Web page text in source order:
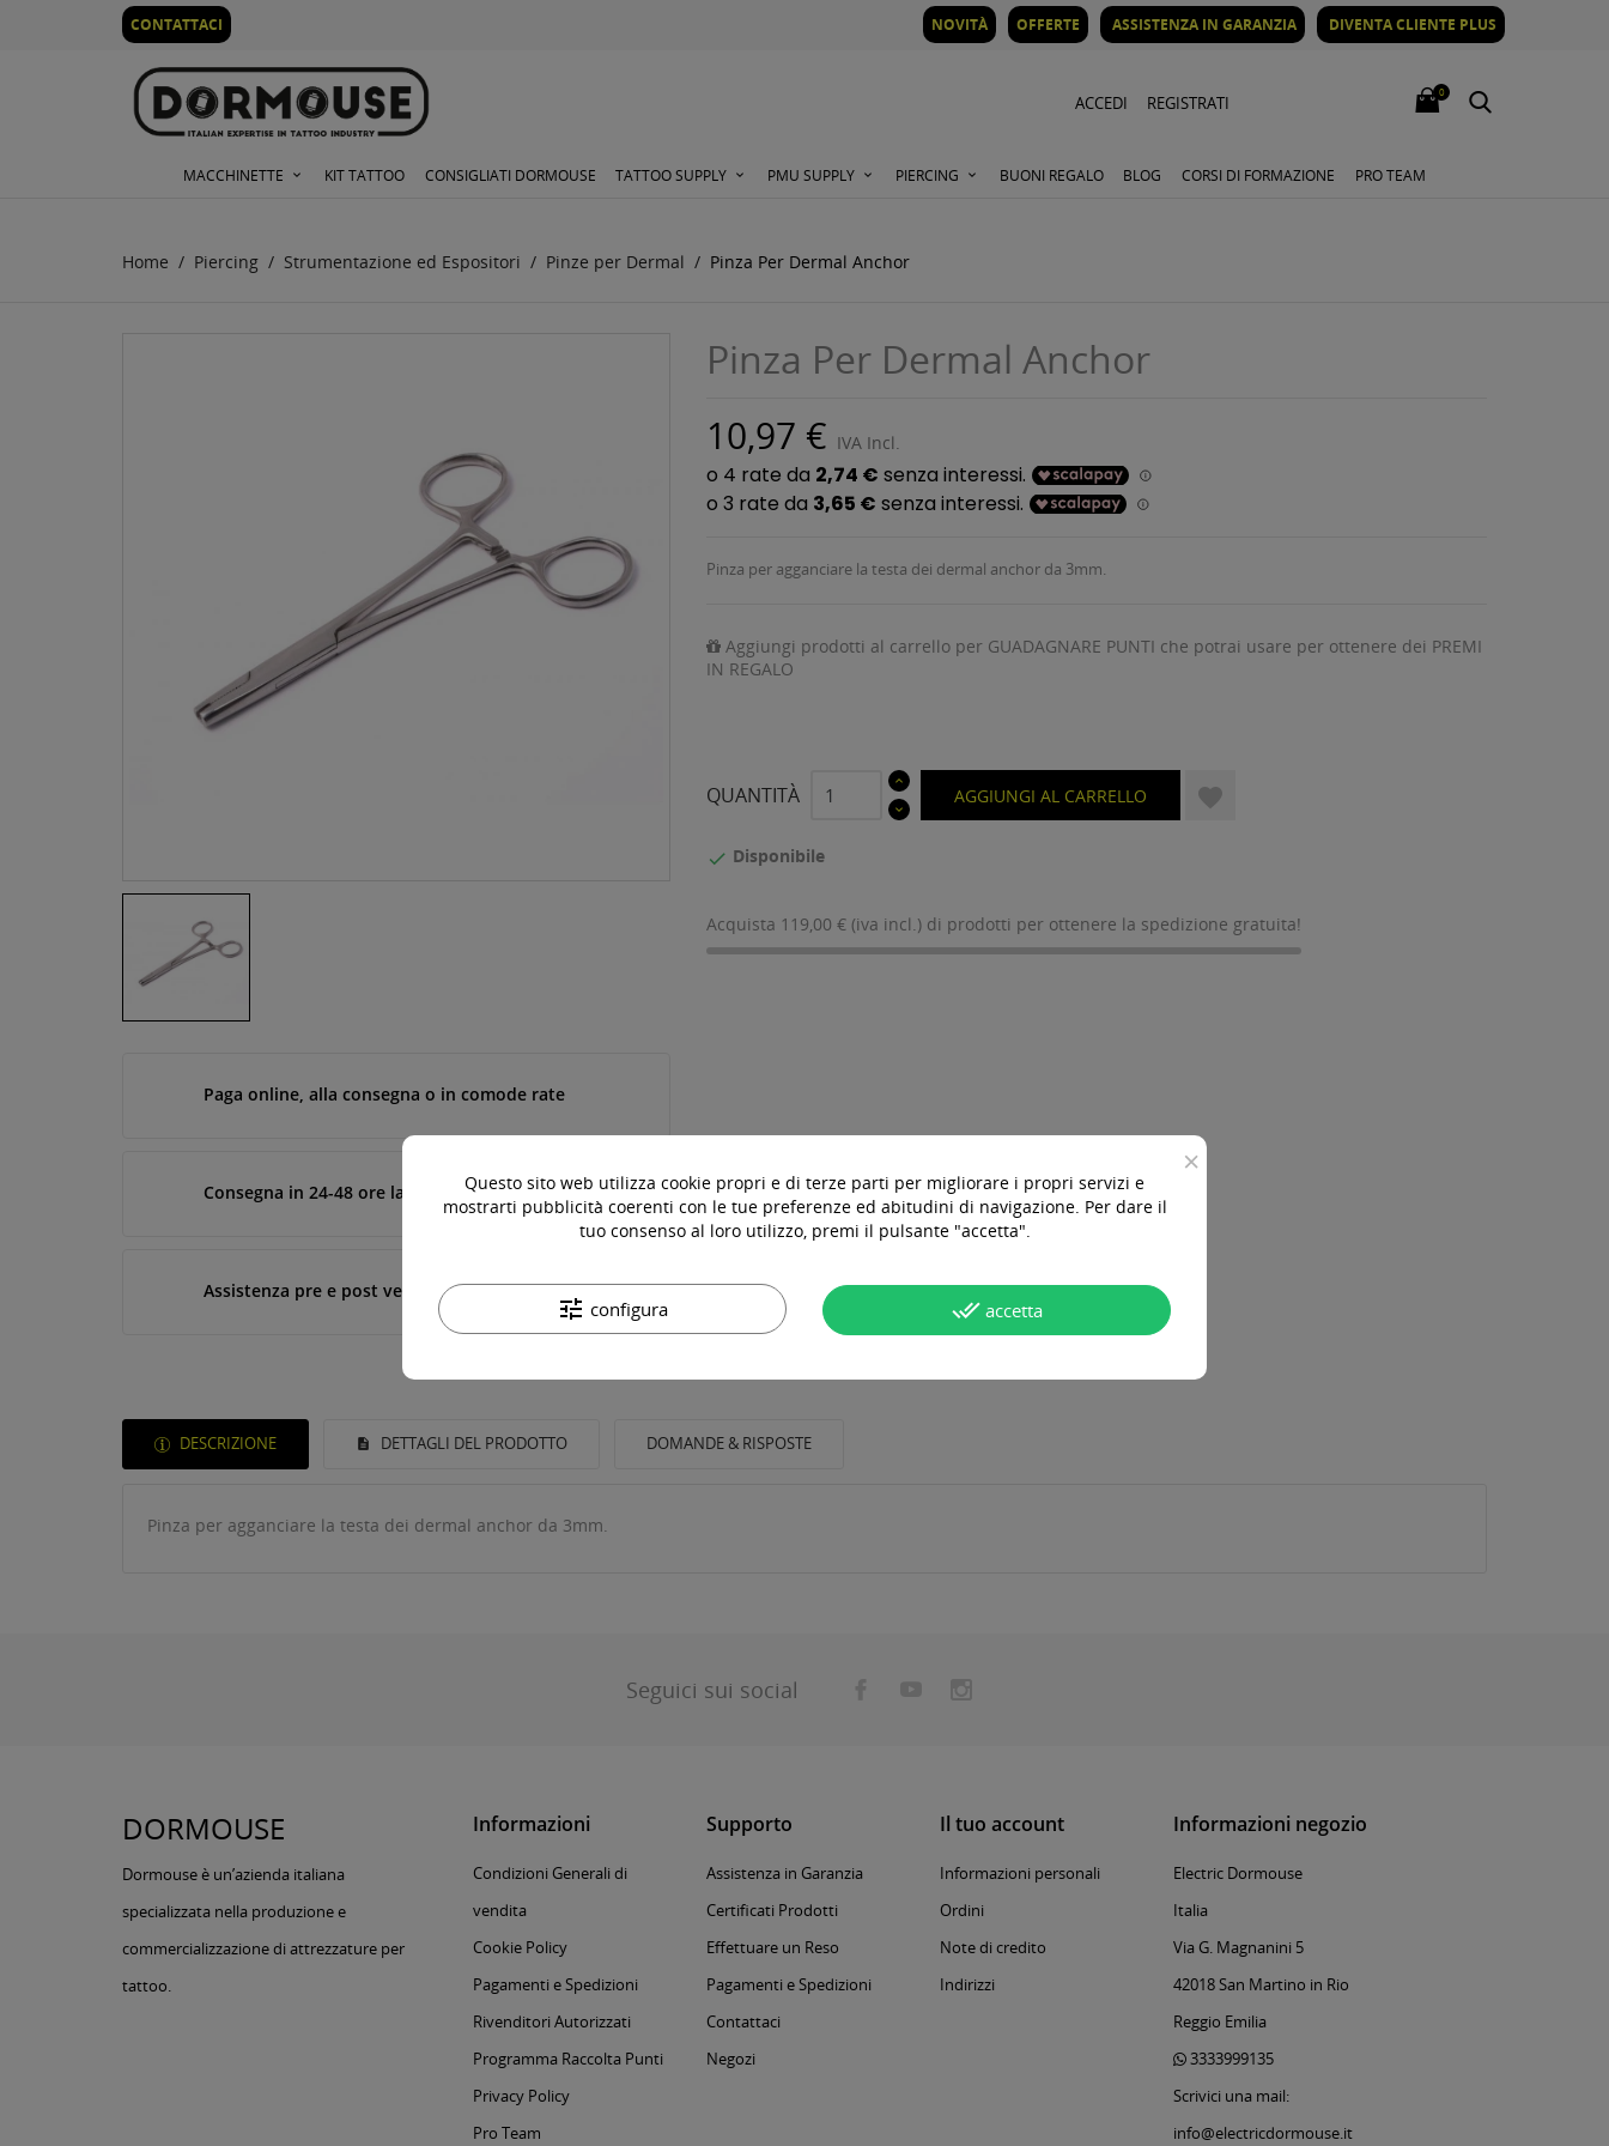
CONTATTACI NOVITÀ OFFERTE ASSISTENZA IN GARANZIA DIVENTA CLIENTE PLUS
ACCEDI REGISTRATI
0
MACCHINETTE KIT TATTOO CONSIGLIATI DORMOUSE TATTOO SUPPLY PMU SUPPLY PIERCING BUONI REGALO BLOG CORSI DI FORMAZIONE PRO TEAM
Home Piercing Strumentazione ed Espositori Pinze per Dermal Pinza Per Dermal Anchor
Paga online, alla consegna o in comode rate
Consegna in 24-48 ore lavorative*
Assistenza pre e post vendita
Pinza Per Dermal Anchor
10,97 € IVA Incl.
Pinza per agganciare la testa dei dermal anchor da 3mm.
Aggiungi prodotti al carrello per GUADAGNARE PUNTI che potrai usare per ottenere dei PREMI
IN REGALO
QUANTITÀ AGGIUNGI AL CARRELLO 
 Disponibile
Acquista 119,00 € (iva incl.) di prodotti per ottenere la spedizione gratuita!
DESCRIZIONE DETTAGLI DEL PRODOTTO DOMANDE & RISPOSTE
Pinza per agganciare la testa dei dermal anchor da 3mm.
Seguici sui social
DORMOUSE
Dormouse è un’azienda italiana
specializzata nella produzione e
commercializzazione di attrezzature per
tattoo.
Informazioni
Condizioni Generali di
vendita
Cookie Policy
Pagamenti e Spedizioni
Rivenditori Autorizzati
Programma Raccolta Punti
Privacy Policy
Pro Team
Supporto
Assistenza in Garanzia
Certificati Prodotti
Effettuare un Reso
Pagamenti e Spedizioni
Contattaci
Negozi
Il tuo account
Informazioni personali
Ordini
Note di credito
Indirizzi
Informazioni negozio
Electric Dormouse
Italia
Via G. Magnanini 5
42018 San Martino in Rio
Reggio Emilia
3333999135
Scrivici una mail:
info@electricdormouse.it
×
Questo sito web utilizza cookie propri e di terze parti per migliorare i propri servizi e
mostrarti pubblicità coerenti con le tue preferenze ed abitudini di navigazione. Per dare il
tuo consenso al loro utilizzo, premi il pulsante "accetta".
tune configura done_all accetta